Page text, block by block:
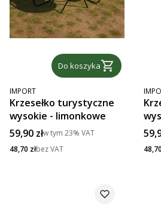
Do koszyka
PRODUCENT
IMPORT
Krzesełko turystyczne
wysokie - limonkowe
Cena brutto
59,90 złw tym 23% VAT
Cena netto
48,70 złbez VAT